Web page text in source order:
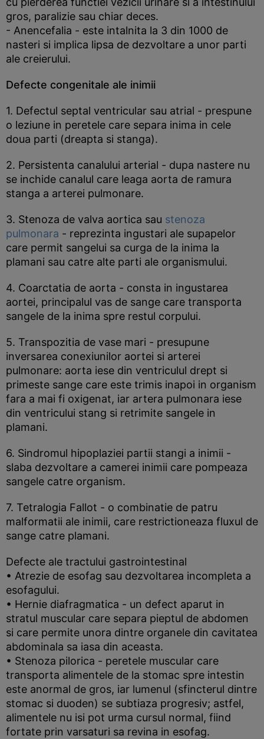
gros, paralizie sau chiar deces.
- Anencefalia - este intalnita la 3 din 1000 de
nasteri si implica lipsa de dezvoltare a unor parti
ale creierului.
Defecte congenitale ale inimii
1. Defectul septal ventricular sau atrial - prespune
o leziune in peretele care separa inima in cele
doua parti (dreapta si stanga).
2. Persistenta canalului arterial - dupa nastere nu
se inchide canalul care leaga aorta de ramura
stanga a arterei pulmonare.
3. Stenoza de valva aortica sau stenoza
pulmonara - reprezinta ingustari ale supapelor
care permit sangelui sa curga de la inima la
plamani sau catre alte parti ale organismului.
4. Coarctatia de aorta - consta in ingustarea
aortei, principalul vas de sange care transporta
sangele de la inima spre restul corpului.
5. Transpozitia de vase mari - presupune
inversarea conexiunilor aortei si arterei
pulmonare: aorta iese din ventriculul drept si
primeste sange care este trimis inapoi in organism
fara a mai fi oxigenat, iar artera pulmonara iese
din ventricului stang si retrimite sangele in
plamani.
6. Sindromul hipoplaziei partii stangi a inimii -
slaba dezvoltare a camerei inimii care pompeaza
sangele catre organism.
7. Tetralogia Fallot - o combinatie de patru
malformatii ale inimii, care restrictioneaza fluxul de
sange catre plamani.
Defecte ale tractului gastrointestinal
• Atrezie de esofag sau dezvoltarea incompleta a
esofagului.
• Hernie diafragmatica - un defect aparut in
stratul muscular care separa pieptul de abdomen
si care permite unora dintre organele din cavitatea
abdominala sa iasa din aceasta.
• Stenoza pilorica - peretele muscular care
transporta alimentele de la stomac spre intestin
este anormal de gros, iar lumenul (sfincterul dintre
stomac si duoden) se subtiaza progresiv; astfel,
alimentele nu isi pot urma cursul normal, fiind
fortate prin varsaturi sa revina in esofag.